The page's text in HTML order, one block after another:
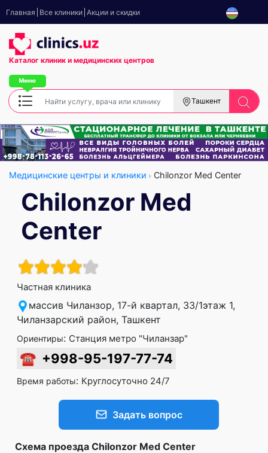
Главная Все клиники Акции и скидки
Каталог клиник и медицинских центров
Ташкент
Медицинские центры и клиники Chilonzor Med Center
Chilonzor Med
Center
Частная клиника
массив Чиланзор, 17-й квартал, 33/1этаж 1,
Чиланзарский район, Ташкент
Ориентиры: Станция метро "Чиланзар"
☎ +998-95-197-77-74
Время работы: Круглосуточно 24/7
Задать вопрос
Схема проезда Chilonzor Med Center